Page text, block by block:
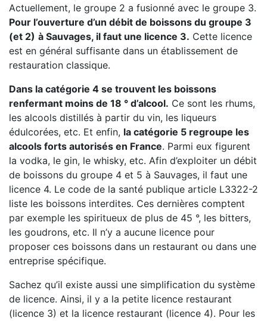
Actuellement, le groupe 2 a fusionné avec le groupe 3.
Pour l’ouverture d’un débit de boissons du groupe 3
(et 2) à Sauvages, il faut une licence 3. Cette licence
est en général suffisante dans un établissement de
restauration classique.
Dans la catégorie 4 se trouvent les boissons
renfermant moins de 18 ° d’alcool. Ce sont les rhums,
les alcools distillés à partir du vin, les liqueurs
édulcorées, etc. Et enfin, la catégorie 5 regroupe les
alcools forts autorisés en France. Parmi eux figurent
la vodka, le gin, le whisky, etc. Afin d’exploiter un débit
de boissons du groupe 4 et 5 à Sauvages, il faut une
licence 4. Le code de la santé publique article L3322-2
liste les boissons interdites. Ces dernières comptent
par exemple les spiritueux de plus de 45 °, les bitters,
les goudrons, etc. Il n’y a aucune licence pour
proposer ces boissons dans un restaurant ou dans une
entreprise spécifique.
Sachez qu’il existe aussi une simplification du système
de licence. Ainsi, il y a la petite licence restaurant
(licence 3) et la licence restaurant (licence 4). Pour les